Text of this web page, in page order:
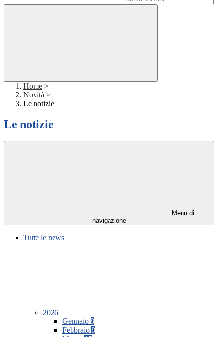
Home >
Novità >
Le notizie
Le notizie
Menu di
navigazione
Tutte le news
2026
Gennaio 8
Febbraio 8